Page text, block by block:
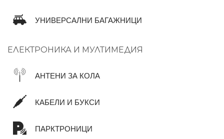
УНИВЕРСАЛНИ БАГАЖНИЦИ
ЕЛЕКТРОНИКА И МУЛТИМЕДИЯ
АНТЕНИ ЗА КОЛА
КАБЕЛИ И БУКСИ
ПАРКТРОНИЦИ